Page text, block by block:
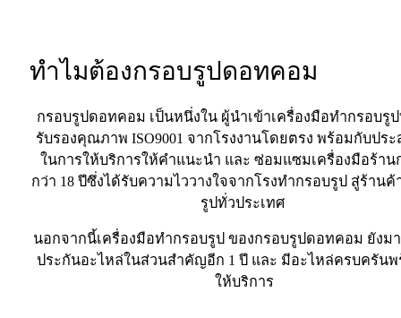
ทำไมต้องกรอบรูปดอทคอม
กรอบรูปดอทคอม เป็นหนึ่งใน ผู้นำเข้าเครื่องมือทำกรอบรู
รับรองคุณภาพ ISO9001 จากโรงงานโดยตรง พร้อมกับปร
ในการให้บริการให้คำแนะนำ และ ซ่อมแซมเครื่องมือร้าน
กว่า 18 ปีซึ่งได้รับความไววางใจจากโรงทำกรอบรูป สู่ร้าน
รูปทั่วประเทศ
นอกจากนี้เครื่องมือทำกรอบรูป ของกรอบรูปดอทคอม ยังม
ประกันอะไหล่ในส่วนสำคัญอีก 1 ปี และ มีอะไหล่ครบครัน
ให้บริการ